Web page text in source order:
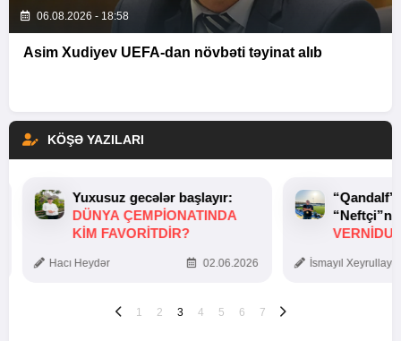
06.08.2026 - 18:58
Asim Xudiyev UEFA-dan növbəti təyinat alıb
KÖŞƏ YAZILARI
Yuxusuz gecələr başlayır:
DÜNYA ÇEMPIONATINDA
KIM FAVORITDIR?
Hacı Heydər 02.06.2026 İsmayıl
1 2 3 4 5 6 7